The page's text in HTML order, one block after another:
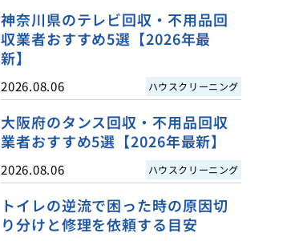
神奈川県のテレビ回収・不用品回
収業者おすすめ5選【2026年最
新】
2026.08.06 ハウスクリーニング
大阪府のタンス回収・不用品回収
業者おすすめ5選【2026年最新】
2026.08.06 ハウスクリーニング
トイレの逆流で困った時の原因切
り分けと修理を依頼する目安